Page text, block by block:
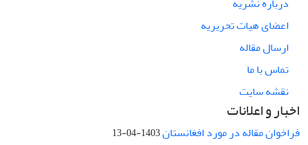
اعضای هیات تحریریه
ارسال مقاله
تماس با ما
نقشه سایت
اخبار و اعلانات
فراخوان مقاله در مورد افغانستان1403-04-13